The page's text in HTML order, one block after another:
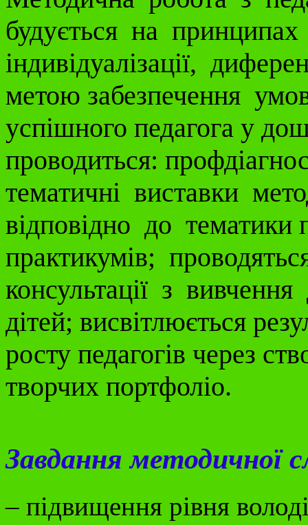
будується на
індивідуалізації,
метою забезпечення
успішного педагога у
проводиться:
тематичні виставки
відповідно до тематики
практикумів;
консультації з
дітей; висвітлюється
росту педагогів через
творчих портфоліо.
Завдання методичної
– підвищення рівня